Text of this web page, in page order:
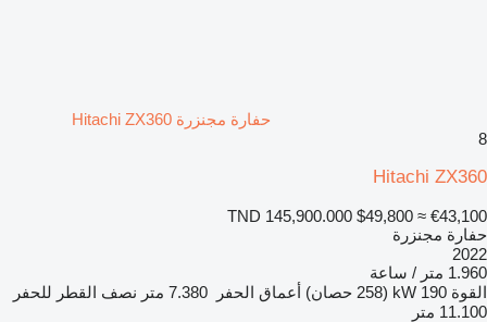
حفارة مجنزرة Hitachi ZX360
8
Hitachi ZX360
TND 145,900.000 $49,800 ≈ €43,100
حفارة مجنزرة
2022
1.960 متر / ساعة
القوة 190 kW (258 حصان) أعماق الحفر 7.380 متر
نصف القطر للحفر
11.100 متر